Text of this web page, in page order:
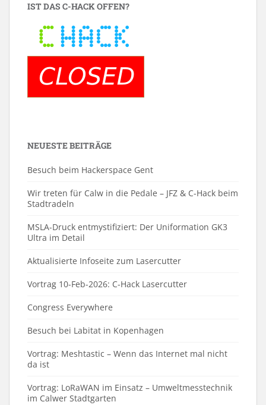
IST DAS C-HACK OFFEN?
NEUESTE BEITRÄGE
Besuch beim Hackerspace Gent
Wir treten für Calw in die Pedale – JFZ & C-Hack beim
Stadtradeln
MSLA-Druck entmystifiziert: Der Uniformation GK3
Ultra im Detail
Aktualisierte Infoseite zum Lasercutter
Vortrag 10-Feb-2026: C-Hack Lasercutter
Congress Everywhere
Besuch bei Labitat in Kopenhagen
Vortrag: Meshtastic – Wenn das Internet mal nicht
da ist
Vortrag: LoRaWAN im Einsatz – Umweltmesstechnik
im Calwer Stadtgarten